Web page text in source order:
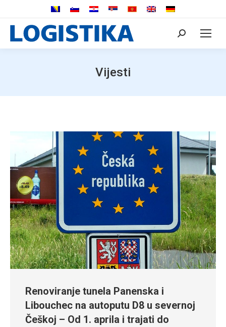
Search:
Vijesti
Renoviranje tunela Panenska i
Libouchec na autoputu D8 u severnoj
Češkoj – Od 1. aprila i trajati do